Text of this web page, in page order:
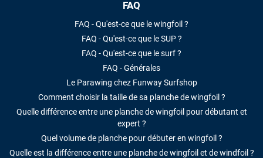
FAQ
FAQ - Qu'est-ce que le wingfoil ?
FAQ - Qu'est-ce que le SUP ?
FAQ - Qu'est-ce que le surf ?
FAQ - Générales
Le Parawing chez Funway Surfshop
Comment choisir la taille de sa planche de wingfoil ?
Quelle différence entre une planche de wingfoil pour débutant et
expert ?
Quel volume de planche pour débuter en wingfoil ?
Quelle est la différence entre une planche de wingfoil et de windfoil ?